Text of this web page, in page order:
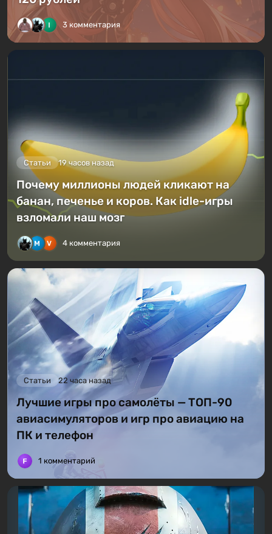
3 комментария
Статьи 19 часов назад
Почему миллионы людей кликают на
банан, печенье и коров. Как idle-игры
взломали наш мозг
4 комментария
Статьи 22 часа назад
Лучшие игры про самолёты — ТОП-90
авиасимуляторов и игр про авиацию на
ПК и телефон
1 комментарий